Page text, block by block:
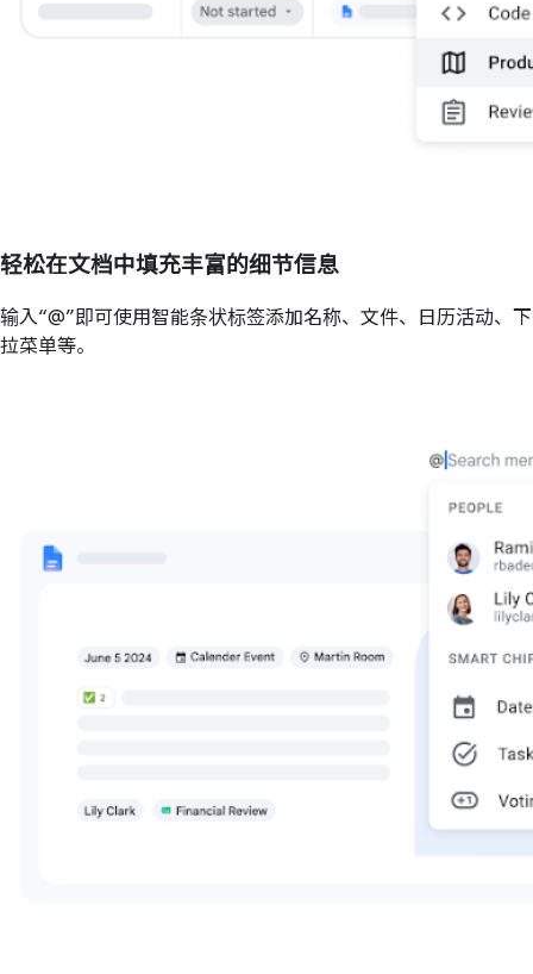
轻松在文档中填充丰富的细节信息
输入“@”即可使用智能条状标签添加名称、文件、日历活动、下
拉菜单等。